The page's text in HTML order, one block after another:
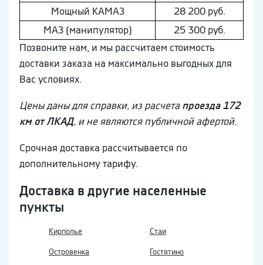
Мощный КAМAЗ
28 200 руб.
МAЗ (манипулятор)
25 300 руб.
Позвоните нам, и мы рассчитаем стоимость
доставки заказа на максимально выгодных для
Вас условиях.
Цены даны для справки, из расчетапроезда 172
км от ЛКАД, и не являются публичной афертой.
Срочная доставка рассчитывается по
дополнительному тарифу.
Доставка в другие населенные
пункты
Кирполье Стаи
Островенка Гостятино